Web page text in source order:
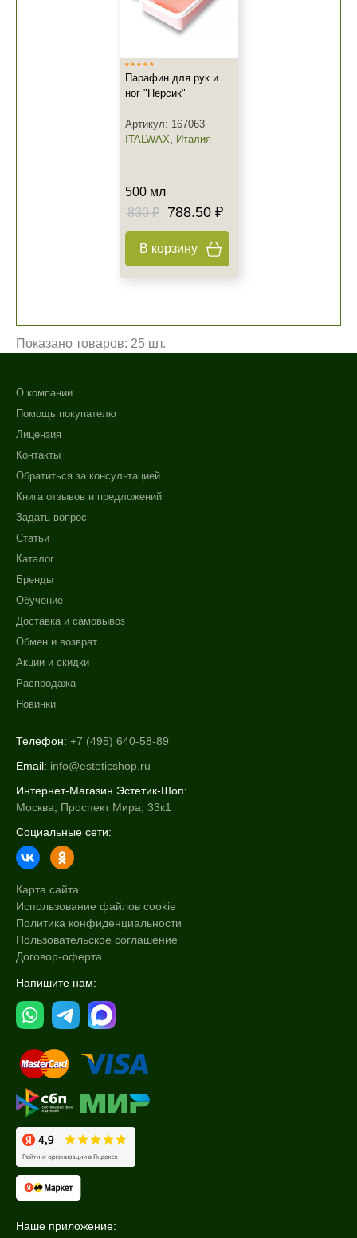
Парафин для рук и
ног "Персик"
Артикул: 167063
ITALWAX, Италия
500 мл
830 ₽
788.50 ₽
В корзину
Показано товаров: 25 шт.
О компании
Помощь покупателю
Лицензия
Контакты
Обратиться за консультацией
Книга отзывов и предложений
Задать вопрос
Статьи
Каталог
Бренды
Обучение
Доставка и самовывоз
Обмен и возврат
Акции и скидки
Распродажа
Новинки
Телефон: +7 (495) 640-58-89
Email: info@esteticshop.ru
Интернет-Магазин Эстетик-Шоп:
Москва, Проспект Мира, 33к1
Социальные сети:
Карта сайта
Использование файлов cookie
Политика конфиденциальности
Пользовательское соглашение
Договор-оферта
Напишите нам:
Наше приложение: